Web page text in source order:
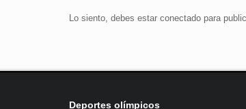
Lo siento, debes estar conectadopara
Deportes olímpicos